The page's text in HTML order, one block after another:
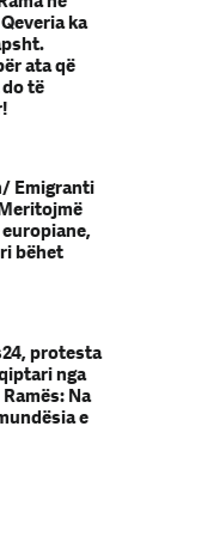
ka
ata që
të
Emigranti
bëhet
protesta
nga
Na
e